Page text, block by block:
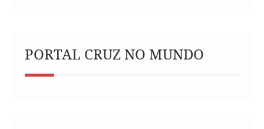
PORTAL CRUZ NO MUNDO